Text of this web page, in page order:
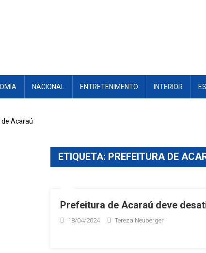
NACIONAL ENTRETENIMENTO INTERIOR
Acaraú
ETIQUETA: PREFEITURA DE
Prefeitura de Acaraú deve
18/04/2024 Tereza Neuberger